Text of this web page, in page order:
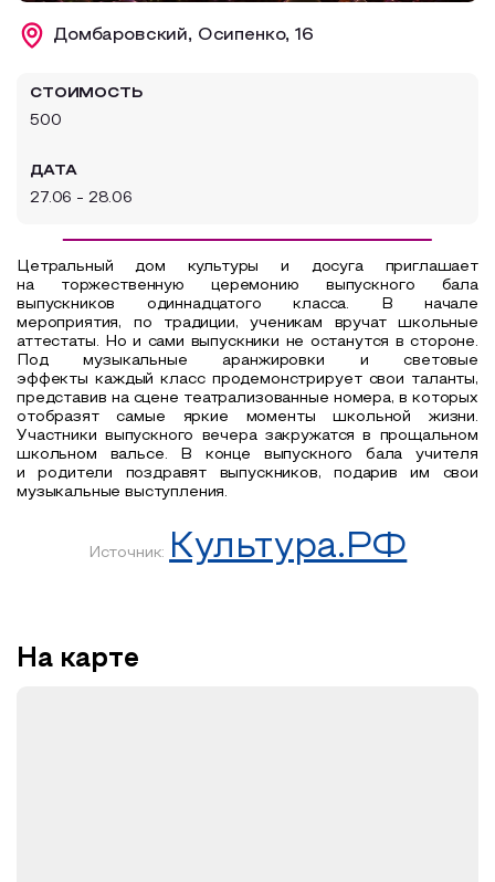
Образовательный туризм
Домбаровский, Осипенко, 16
СТОИМОСТЬ
500
ДАТА
27.06 - 28.06
Цетральный дом культуры и досуга приглашает
на торжественную церемонию выпускного бала
выпускников одиннадцатого класса. В начале
мероприятия, по традиции, ученикам вручат школьные
аттестаты. Но и сами выпускники не останутся в стороне.
Под музыкальные аранжировки и световые
эффекты каждый класс продемонстрирует свои таланты,
представив на сцене театрализованные номера, в которых
отобразят самые яркие моменты школьной жизни.
Участники выпускного вечера закружатся в прощальном
школьном вальсе. В конце выпускного бала учителя
и родители поздравят выпускников, подарив им свои
музыкальные выступления.
Источник: Культура.РФ
На карте